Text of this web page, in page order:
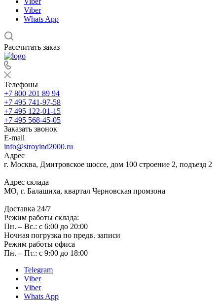
Viber
Whats App
Рассчитать заказ
Телефоны
+7 800 201 89 94
+7 495 741-97-58
+7 495 122-01-15
+7 495 568-45-05
Заказать звонок
E-mail
info@stroyind2000.ru
Адрес
г. Москва, Дмитровское шоссе, дом 100 строение 2, подъезд 2
Адрес склада
МО, г. Балашиха, квартал Черновская промзона
Доставка 24/7
Режим работы склада:
Пн. – Вс.: с 6:00 до 20:00
Ночная погрузка по предв. записи
Режим работы офиса
Пн. – Пт.: с 9:00 до 18:00
Telegram
Viber
Viber
Whats App